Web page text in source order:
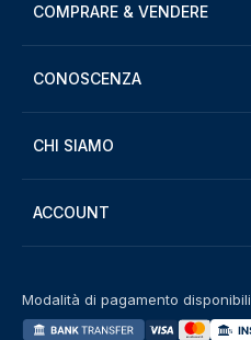
COMPRARE & VENDERE
CONOSCENZA
CHI SIAMO
ACCOUNT
Modalità di pagamento disponibili